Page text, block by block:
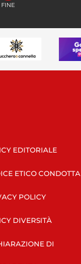
FINE
EDITORIALE
ETICO CONDOTTA
POLICY
DIVERSITÀ
DI